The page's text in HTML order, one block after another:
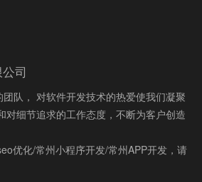
司
队， 对软件开发技术的热爱使我们凝聚
对细节追求的工作态度，不断为客户创造
优化/常州小程序开发/常州APP开发，请